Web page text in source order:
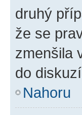
druhý
že se
zmenšila
do
Nahoru